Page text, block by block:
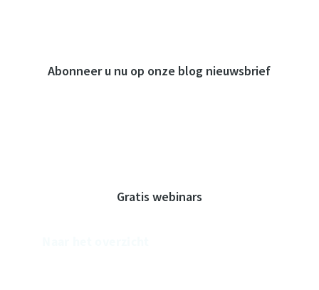
Abonneer u nu op onze blog nieuwsbrief
Gratis webinars